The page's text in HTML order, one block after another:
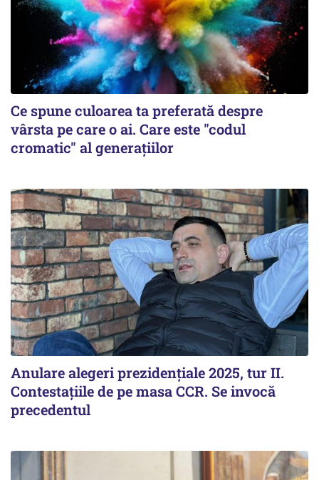
Ce spune culoarea ta preferată despre
vârsta pe care o ai. Care este "codul
cromatic" al generațiilor
Anulare alegeri prezidențiale 2025, tur II.
Contestațiile de pe masa CCR. Se invocă
precedentul